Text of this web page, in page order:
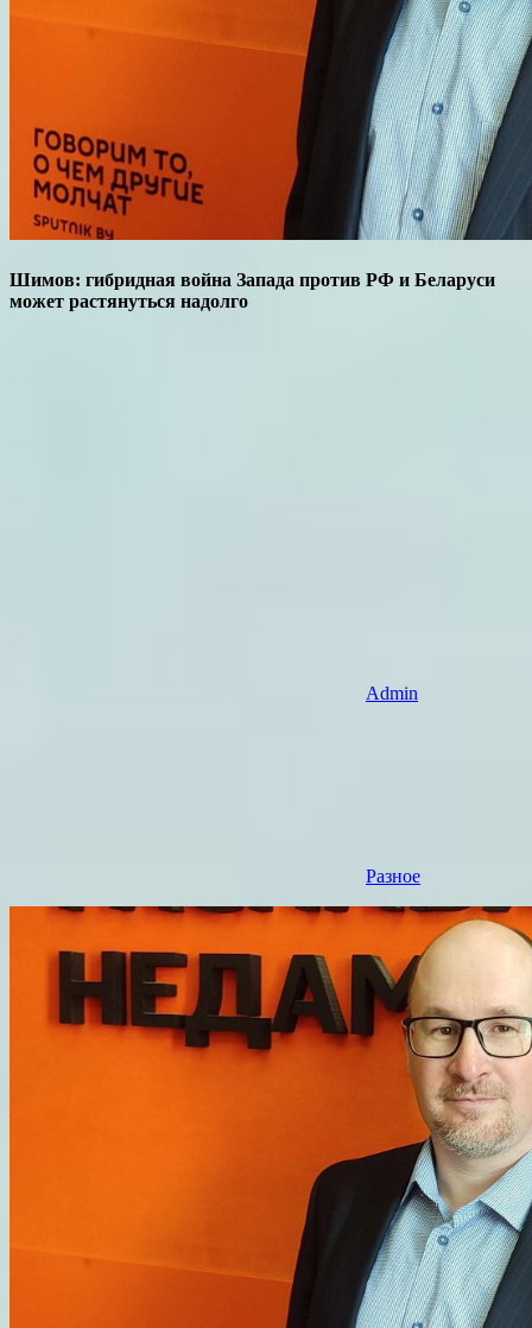
Шимов: гибридная война Запада против РФ и Беларуси
может растянуться надолго
Admin
Разное